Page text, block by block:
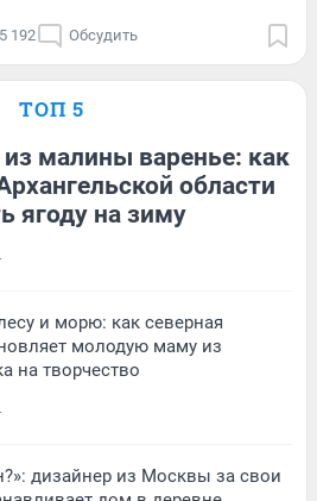
5 192 Обсудить
ТОП 5
из малины варенье: как
области
ягоду на зиму
и морю: как северная
молодую маму из
на творчество
дизайнер из Москвы за свои